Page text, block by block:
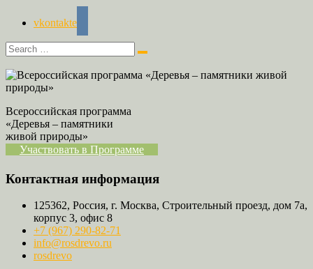
vkontakte
Всероссийская программа
«Деревья – памятники
живой природы»
Участвовать в Программе
Контактная информация
125362, Россия, г. Москва, Строительный проезд, дом 7а,
корпус 3, офис 8
+7 (967) 290-82-71
info@rosdrevo.ru
rosdrevo